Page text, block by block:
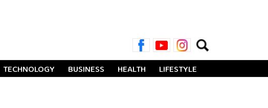
Search
for:
TECHNOLOGY BUSINESS HEALTH LIFESTYLE